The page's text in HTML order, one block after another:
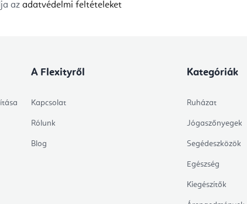
az adatvédelmi feltételeket
A Flexityről
Kapcsolat
Rólunk
Blog
Kategóriák
Ruházat
Jógaszőnyegek
Segédeszközök
Egészség
Kiegészítők